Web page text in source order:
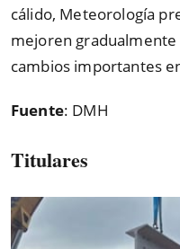
cálido, Meteorología
mejoren
cambios importantes
Fuente: DMH
Titulares